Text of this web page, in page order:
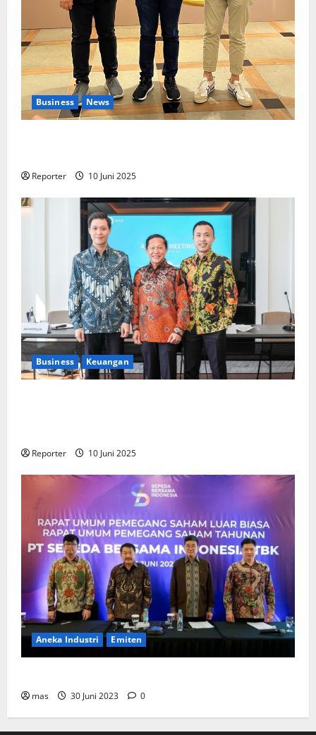
Business News
Reporter 10 Juni 2025
Business Keuangan
Reporter 10 Juni 2025
Aneka Industri Emiten
mas 30 Juni 2023 0